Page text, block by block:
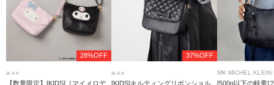
28%OFF
a.v.v
【数量限定】[KIDS]［マイメロデ
37%OFF
a.v.v
[KIDS]キルティングリボンショル
MK MICHEL KLEIN
[500g以下の軽量]